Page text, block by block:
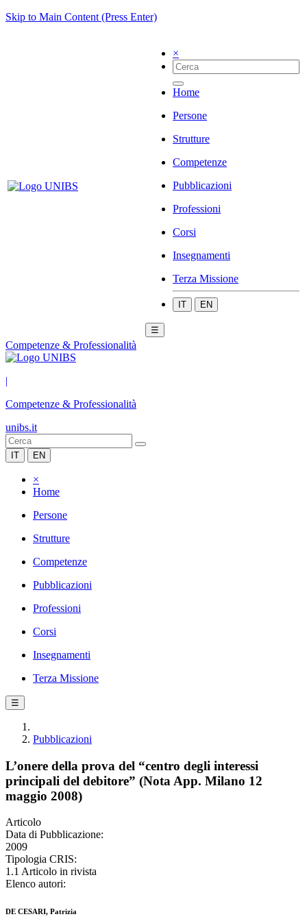
Skip to Main Content (Press Enter)
×
Home
Persone
Strutture
Competenze
Pubblicazioni
Professioni
Corsi
Insegnamenti
Terza Missione
IT EN
☰
Competenze & Professionalità
|
Competenze & Professionalità
unibs.it
IT EN
×
Home
Persone
Strutture
Competenze
Pubblicazioni
Professioni
Corsi
Insegnamenti
Terza Missione
☰
Pubblicazioni
L’onere della prova del “centro degli interessi
principali del debitore” (Nota App. Milano 12
maggio 2008)
Articolo
Data di Pubblicazione:
2009
Tipologia CRIS:
1.1 Articolo in rivista
Elenco autori:
DE CESARI, Patrizia